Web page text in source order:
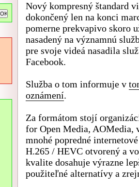
Nový kompresný štandard
dokončený len na konci
pomerne prekvapivo skoro
nasadený na významnú
pre svoje videá nasadila
Facebook.
Služba o tom informuje v
oznámení.
Za formátom stojí
for Open Media, AOMedia,
mnohé popredné
H.265 / HEVC otvorený a
kvalite dosahuje výrazne
použiteľné alternatívy a